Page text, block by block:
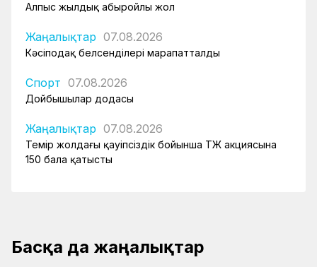
Алпыс жылдық абыройлы жол
Жаңалықтар 07.08.2026
Кәсіподақ белсенділері марапатталды
Спорт 07.08.2026
Дойбышылар додасы
Жаңалықтар 07.08.2026
Темір жолдағы қауіпсіздік бойынша ҚТЖ акциясына
150 бала қатысты
Басқа да жаңалықтар